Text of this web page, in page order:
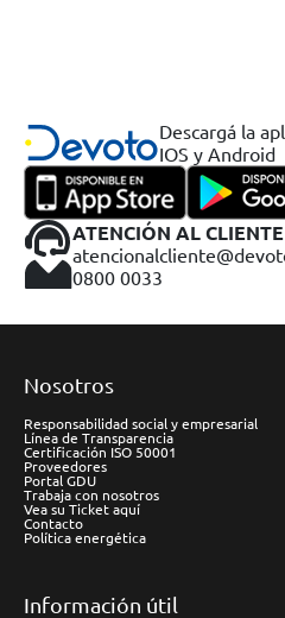
Descargá la
IOS y Android
ATENCIÓN AL CLIENTE
0800 0033
Nosotros
Responsabilidad social y empresarial
Línea de Transparencia
Certificación ISO 50001
Proveedores
Portal GDU
Trabaja con nosotros
Vea su Ticket aquí
Contacto
Política energética
Información útil